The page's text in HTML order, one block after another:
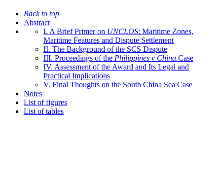
Back to top
Abstract
I. A Brief Primer on UNCLOS: Maritime Zones,
Maritime Features and Dispute Settlement
II. The Background of the SCS Dispute
III. Proceedings of the Philippines v China Case
IV. Assessment of the Award and Its Legal and
Practical Implications
V. Final Thoughts on the South China Sea Case
Notes
List of figures
List of tables